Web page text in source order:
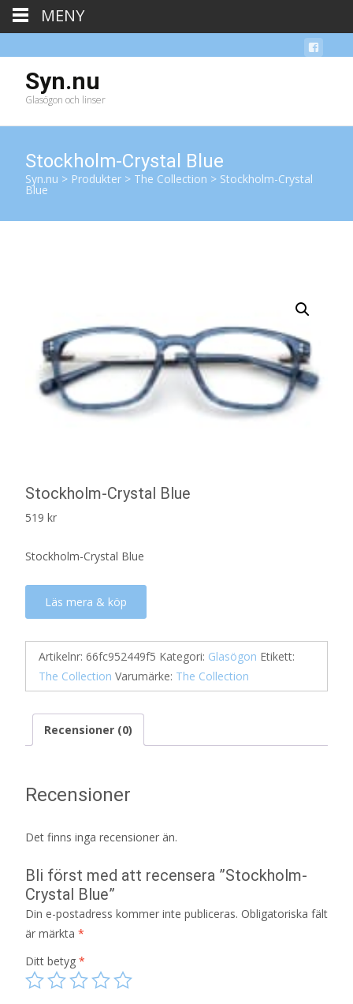
Syn.nu
Glasögon och linser
Stockholm-Crystal Blue
Syn.nu > Produkter > The Collection > Stockholm-Crystal
Blue
Stockholm-Crystal Blue
519 kr
Stockholm-Crystal Blue
Läs mera & köp
Artikelnr: 66fc952449f5 Kategori: Glasögon Etikett:
The Collection Varumärke: The Collection
Recensioner (0)
Recensioner
Det finns inga recensioner än.
Bli först med att recensera ”Stockholm-
Crystal Blue”
Din e-postadress kommer inte publiceras. Obligatoriska fält
är märkta *
Ditt betyg *
MENY